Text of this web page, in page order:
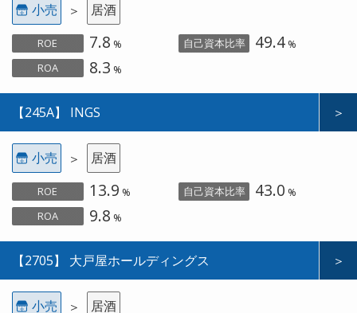
小売 ＞ 居酒
ROE 7.8 % 自己資本比率 49.4 %
ROA
8.3 %
＞
【245A】 INGS
小売 ＞ 居酒
ROE 13.9 % 自己資本比率 43.0 %
ROA
9.8 %
＞
【2705】 大戸屋ホールディングス
小売 ＞ 居酒